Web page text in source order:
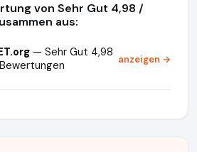
von Sehr Gut 4,98 /
aus:
— Sehr Gut 4,98 anzeigen →